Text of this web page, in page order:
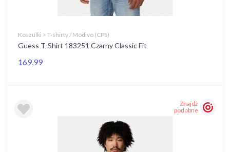
Koszulki > T-shirty / Modivo (CPS)
Guess T-Shirt 183251 Czarny Classic Fit
169,99
Znajdź
podobne